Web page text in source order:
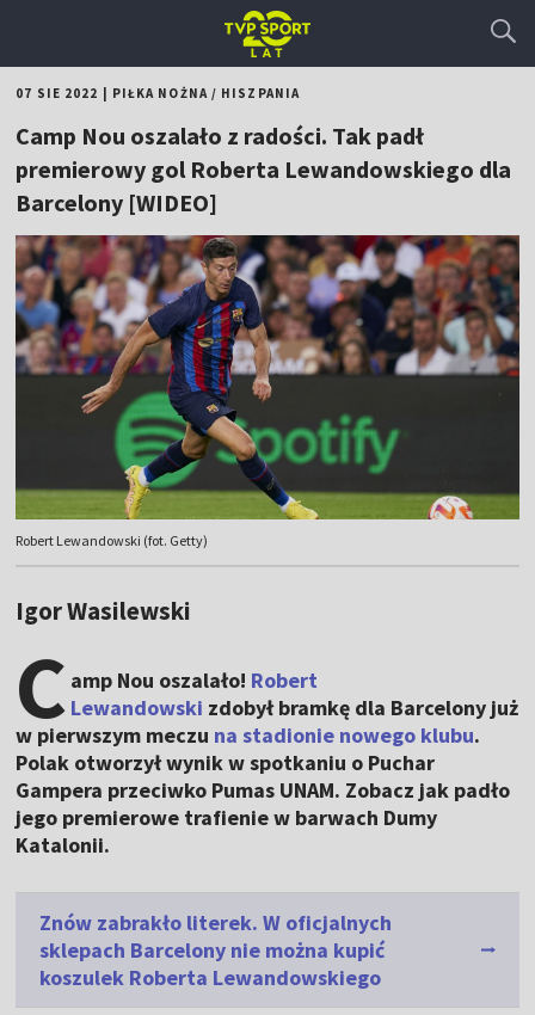
07 SIE 2022 PIŁKA NOŻNA/ HISZPANIA
Camp Nou oszalało z radości. Tak padł
premierowy gol Roberta Lewandowskiego dla
Barcelony [WIDEO]
Robert Lewandowski (fot. Getty)
Igor Wasilewski
C amp Nou oszalało! Robert
Lewandowski zdobył bramkę dla Barcelony już
w pierwszym meczu na stadionie nowego klubu.
Polak otworzył wynik w spotkaniu o Puchar
Gampera przeciwko Pumas UNAM. Zobacz jak padło
jego premierowe trafienie w barwach Dumy
Katalonii.
Znów zabrakło literek. W oficjalnych
sklepach Barcelony nie można kupić
koszulek Roberta Lewandowskiego